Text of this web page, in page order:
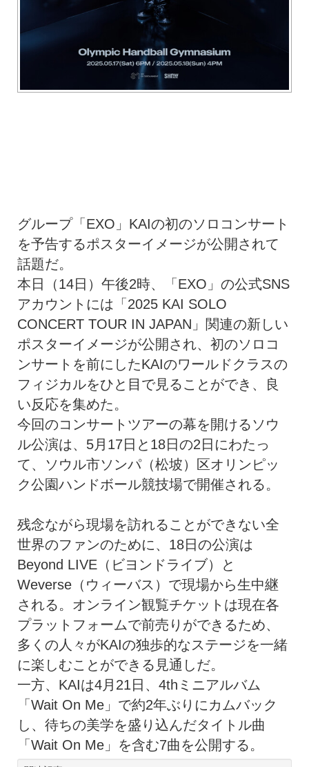
グループ「EXO」KAIの初のソロコンサート
を予告するポスターイメージが公開されて
話題だ。
本日（14日）午後2時、「EXO」の公式SNS
アカウントには「2025 KAI SOLO
CONCERT TOUR IN JAPAN」関連の新しい
ポスターイメージが公開され、初のソロコ
ンサートを前にしたKAIのワールドクラスの
フィジカルをひと目で見ることができ、良
い反応を集めた。
今回のコンサートツアーの幕を開けるソウ
ル公演は、5月17日と18日の2日にわたっ
て、ソウル市ソンパ（松坡）区オリンピッ
ク公園ハンドボール競技場で開催される。
残念ながら現場を訪れることができない全
世界のファンのために、18日の公演は
Beyond LIVE（ビヨンドライブ）と
Weverse（ウィーバス）で現場から生中継
される。オンライン観覧チケットは現在各
プラットフォームで前売りができるため、
多くの人々がKAIの独歩的なステージを一緒
に楽しむことができる見通しだ。
一方、KAIは4月21日、4thミニアルバム
「Wait On Me」で約2年ぶりにカムバック
し、待ちの美学を盛り込んだタイトル曲
「Wait On Me」を含む7曲を公開する。